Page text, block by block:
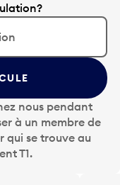
nous pendant
à un membre de
qui se trouve au
T1.